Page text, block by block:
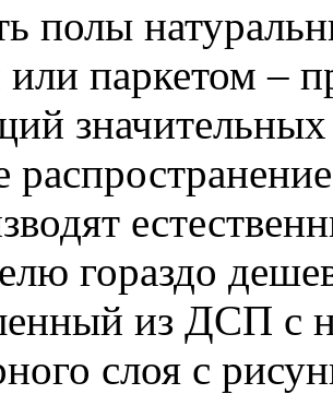
полы
паркетом –
гораздо
из ДСП с
слоя с